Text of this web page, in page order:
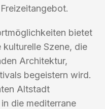
bietet
kulturelle Szene, die
Architektur,
begeistern wird.
Altstadt
die mediterrane